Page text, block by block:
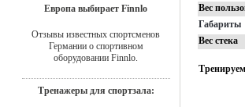
Европа выбирает Finnlo
Отзывы известных спортсменов
Германии о спортивном
оборудовании Finnlo.
Тренажеры для спортзала:
Вес
Габариты
Вес стека